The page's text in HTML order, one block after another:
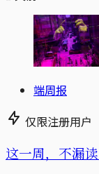
端周报
仅限注册用户
这一周，不漏